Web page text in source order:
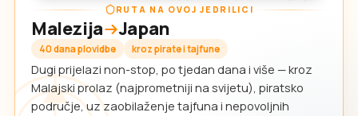
RUTA NA OVOJ JEDRILICI
Malezija Japan
40 dana plovidbe kroz pirate i tajfune
Dugi prijelazi non-stop, po tjedan dana i više — kroz
Malajski prolaz (najprometniji na svijetu), piratsko
područje, uz zaobilaženje tajfuna i nepovoljnih